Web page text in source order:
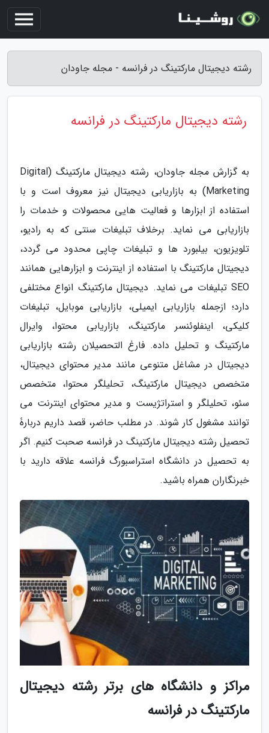
رشته دیجیتال مارکتینگ در فرانسه - مجله جاودان
رشته دیجیتال مارکتینگ در فرانسه
به گزارش مجله جاودان، رشته دیجیتال مارکتینگ (Digital
Marketing) به بازاریابی دیجیتال نیز معروف است و با
استفاده از ابزارها و فعالیت هایی محصولات و خدمات را
بازاریابی می نماید. برخلاف تبلیغات سنتی که به رادیو،
تلویزیون، بیلبورد ها و تبلیغات چاپی محدود می گردد،
دیجیتال مارکتینگ با استفاده از اینترنت و ابزارهایی همانند
SEO تبلیغات می نماید. دیجیتال مارکتینگ انواع مختلفی
دارد؛ ازجمله بازاریابی ایمیلی، بازاریابی موبایل، تبلیغات
کلیکی، اینفلوئنسر مارکتینگ، بازاریابی محتوا، وایرال
مارکتینگ و تحلیل داده. فارغ التحصیلان رشته بازاریابی
دیجیتال در مشاغل متنوعی مانند مدیر محتوای دیجیتال،
متخصص دیجیتال مارکتینگ، تحلیلگر محتوا، متخصص
سئو، تحلیلگر و استراتژیست و مدیر محتوای اینترنت می
توانند مشغول کار شوند. در مطلب حاضر، قصد داریم دربارۀ
تحصیل رشته دیجیتال مارکتینگ در فرانسه صحبت کنیم. اگر
به تحصیل در دانشگاه استراسبورگ فرانسه علاقه دارید با
خبرنگاران همراه باشید.
مراکز و دانشگاه های برتر رشته دیجیتال
مارکتینگ در فرانسه